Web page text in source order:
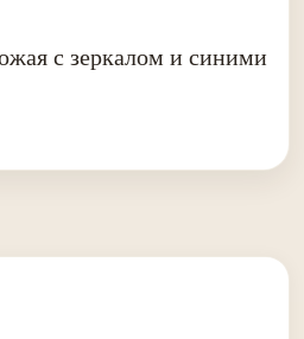
с зеркалом и синими